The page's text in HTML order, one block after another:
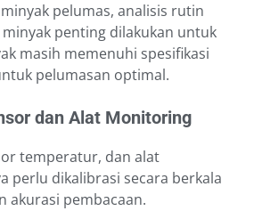
pelumas, analisis rutin
penting dilakukan untuk
masih memenuhi spesifikasi
pelumasan optimal.
dan Alat Monitoring
temperatur, dan alat
perlu dikalibrasi secara berkala
akurasi pembacaan.